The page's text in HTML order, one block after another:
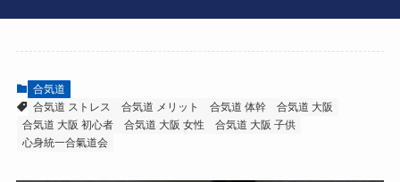
合気道
合気道 ストレス
合気道 メリット 合気道 体幹
合気道 大阪
合気道 大阪 初心者
合気道 大阪 女性
合気道 大阪 子供
心身統一合氣道会